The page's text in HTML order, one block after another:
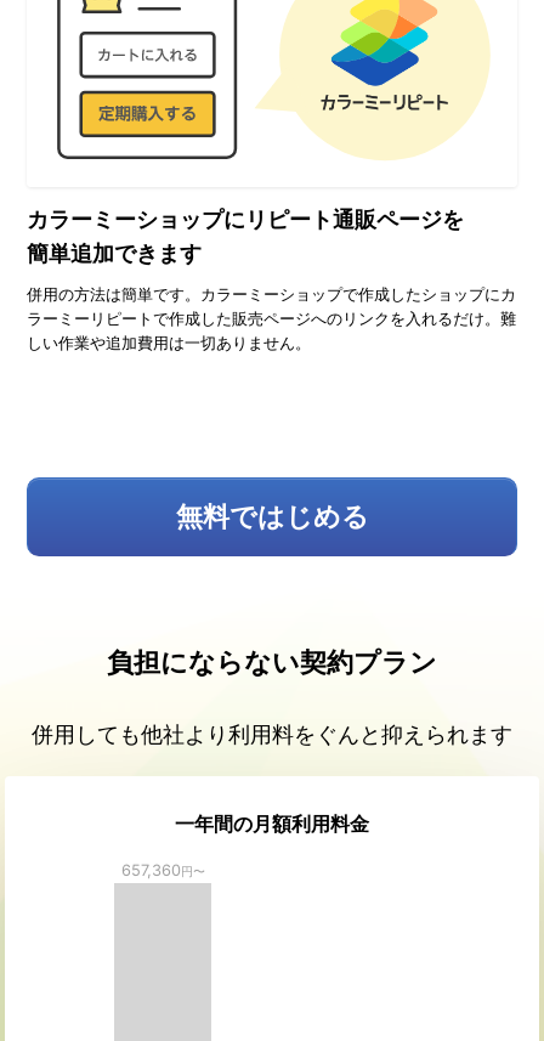
カラーミーショップに リピート通販ページを
簡単追加できます
併用の方法は簡単です。カラーミーショップで作成したショップにカ
ラーミーリピートで作成した販売ページへのリンクを入れるだけ。難
しい作業や追加費用は一切ありません。
無料ではじめる
負担にならない契約プラン
併用しても他社より利用料をぐんと抑えられます
一年間の月額利用料金
657,360 円〜